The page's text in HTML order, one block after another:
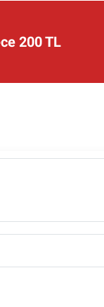
200 TL